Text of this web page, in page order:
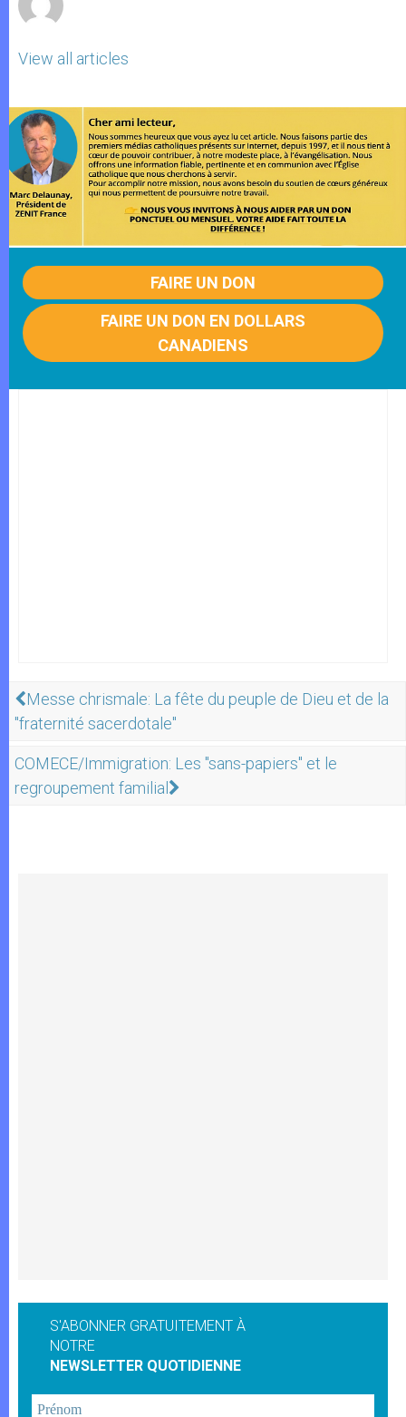
View all articles
FAIRE UN DON
FAIRE UN DON EN DOLLARS
CANADIENS
Messe chrismale: La fête du peuple de Dieu et de la
"fraternité sacerdotale"
COMECE/Immigration: Les "sans-papiers" et le
regroupement familial
S'ABONNER GRATUITEMENT À
NOTRE
NEWSLETTER QUOTIDIENNE